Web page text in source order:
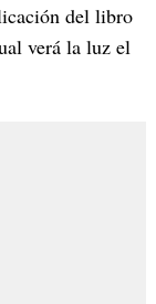
del libro
verá la luz el